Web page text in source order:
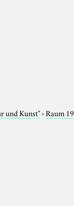
und Kunst"›Raum 19